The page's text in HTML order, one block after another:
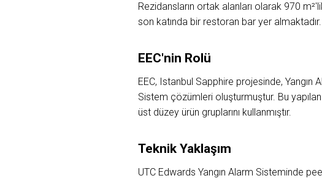
Rezidansların ortak alanları olarak 970
son katında bir restoran bar yer
EEC'nin Rolü
EEC, Istanbul Sapphire projesinde,
Sistem çözümleri oluşturmuştur. Bu
üst düzey ürün gruplarını kullanmıştır.
Teknik Yaklaşım
UTC Edwards Yangın Alarm Sisteminde